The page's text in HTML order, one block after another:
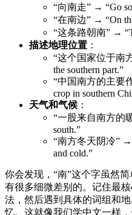
“向南走” → “Go
“在南边” → “On
“这条路朝南” →
描述地理位置 ：
“这个国家位于南
the southern part.”
“中国南方的主要
crop in southern
天气和气候 ：
“一股来自南方的
south.”
“南方冬天阴冷” →
and cold.”
你会发现，“南”这个字虽然
有很多细微差别的。记住最核
法，然后遇到具体的词组和
忆。这就像我们学中文一样